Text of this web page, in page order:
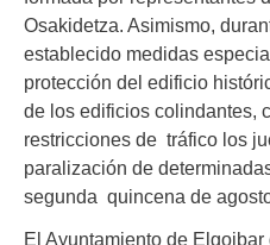
Osakidetza. Asimismo,
establecido medidas
protección del edificio
de los edificios colindantes,
restricciones de tráfico los
paralización de
segunda quincena de
El Ayuntamiento de